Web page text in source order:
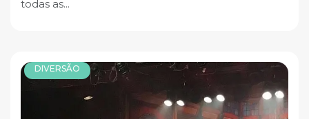
todas as...
DIVERSÃO